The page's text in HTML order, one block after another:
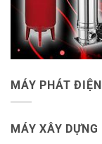
MÁY PHÁT ĐIỆN
MÁY XÂY DỰNG